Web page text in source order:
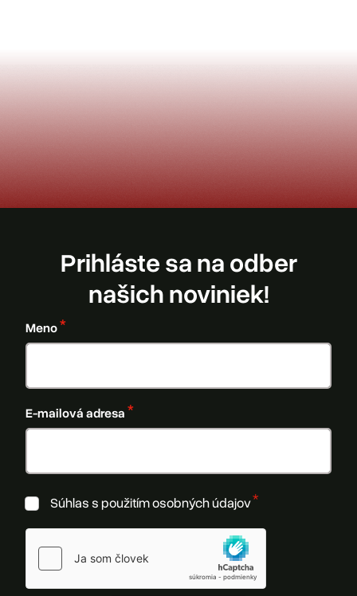
Prihláste sa na odber
našich noviniek!
Meno
E-mailová adresa
Súhlas s použitím osobných údajov